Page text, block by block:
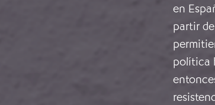
en
partir
política